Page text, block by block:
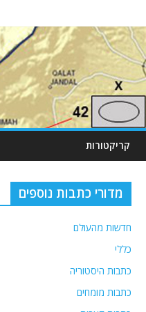
קריקטורות
מדורי כתבות נוספים
חדשות מהעולם
כללי
כתבות היסטוריה
כתבות מומחים